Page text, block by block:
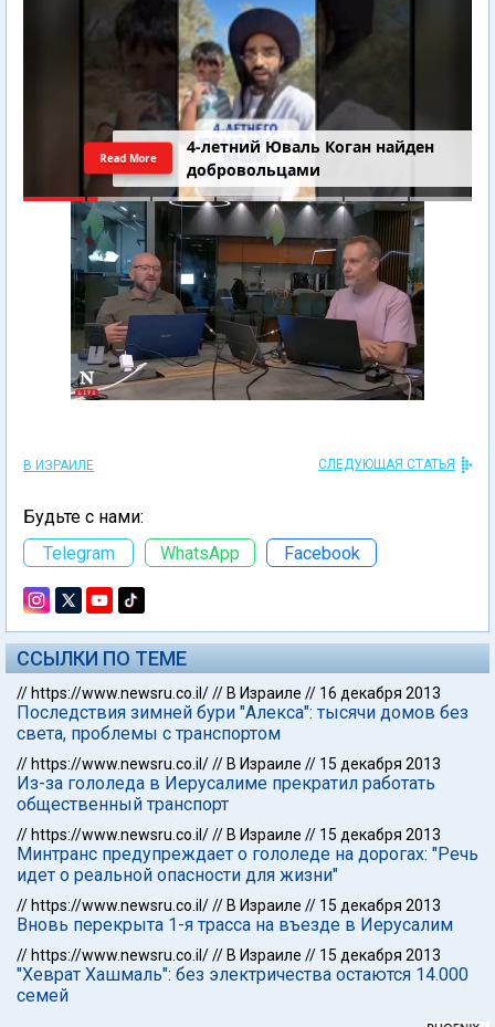
4-летний Юваль Коган найден
добровольцами
Read More
В ИЗРАИЛЕ СЛЕДУЮЩАЯ СТАТЬЯ
Будьте с нами:
Telegram
WhatsApp Facebook
ССЫЛКИ ПО ТЕМЕ
// https://www.newsru.co.il/// В Израиле // 16 декабря 2013
Последствия зимней бури "Алекса": тысячи домов без
света, проблемы с транспортом
// https://www.newsru.co.il/// В Израиле // 15 декабря 2013
Из-за гололеда в Иерусалиме прекратил работать
общественный транспорт
// https://www.newsru.co.il/// В Израиле // 15 декабря 2013
Минтранс предупреждает о гололеде на дорогах: "Речь
идет о реальной опасности для жизни"
// https://www.newsru.co.il/// В Израиле // 15 декабря 2013
Вновь перекрыта 1-я трасса на въезде в Иерусалим
// https://www.newsru.co.il/// В Израиле // 15 декабря 2013
"Хеврат Хашмаль": без электричества остаются 14.000
семей